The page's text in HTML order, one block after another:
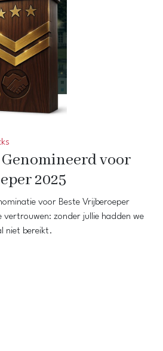
voor
2025
voor Beste Vrijberoeper
zonder jullie hadden we
niet bereikt.